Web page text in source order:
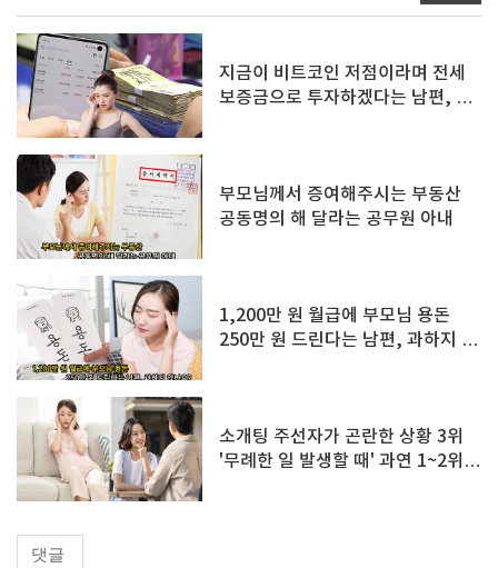
지금이 비트코인 저점이라며 전세
보증금으로 투자하겠다는 남편, 괜
부모님께서 증여해주시는 부동산
공동명의 해 달라는 공무원 아내
1,200만 원 월급에 부모님 용돈
250만 원 드린다는 남편, 과하지 않
소개팅 주선자가 곤란한 상황 3위
'무례한 일 발생할 때' 과연 1~2위
댓글